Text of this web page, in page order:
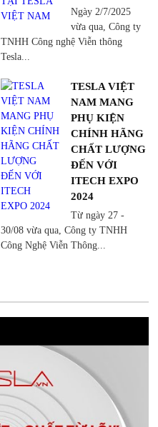
Ngày 2/7/2025
vừa qua, Công ty
TNHH Công nghệ Viễn thông
Tesla...
TESLA VIỆT
NAM MANG
PHỤ KIỆN
CHÍNH HÃNG
CHẤT LƯỢNG
ĐẾN VỚI
ITECH EXPO
2024
Từ ngày 27 -
30/08 vừa qua, Công ty TNHH
Công Nghệ Viễn Thông...